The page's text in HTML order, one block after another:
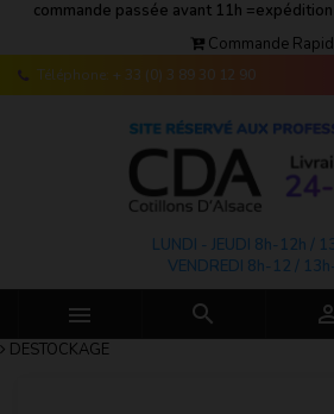
commande passée avant 11h
Commande
Téléphone: + 33 (0) 3 89 30 12 90
LUNDI - JEUDI 8h-12h /
VENDREDI 8h-12 /
 
DESTOCKAGE